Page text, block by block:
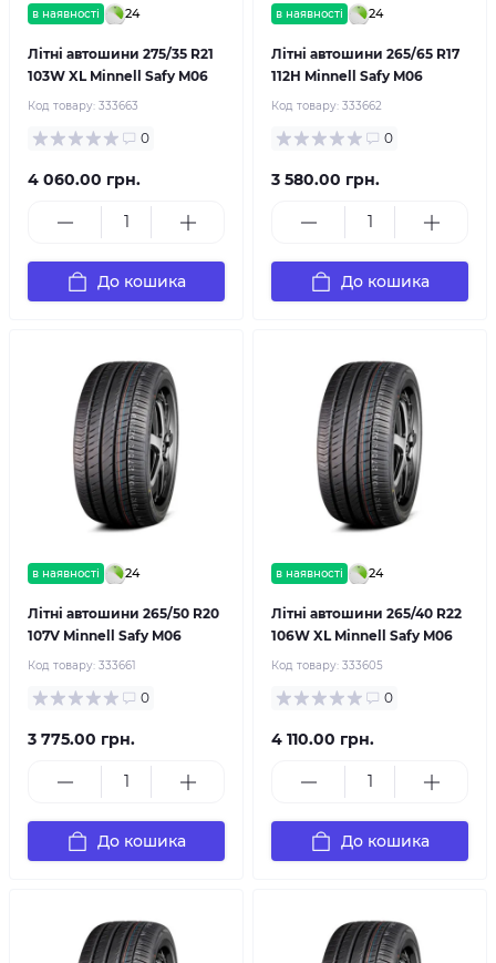
в наявності 24
Літні автошини 275/35 R21
103W XL Minnell Safy M06
Код товару: 333663
0
4 060.00 грн.
До кошика
в наявності 24
Літні автошини 265/65 R17
112H Minnell Safy M06
Код товару: 333662
0
3 580.00 грн.
До кошика
в наявності 24
Літні автошини 265/50 R20
107V Minnell Safy M06
Код товару: 333661
0
3 775.00 грн.
До кошика
в наявності 24
Літні автошини 265/40 R22
106W XL Minnell Safy M06
Код товару: 333605
0
4 110.00 грн.
До кошика